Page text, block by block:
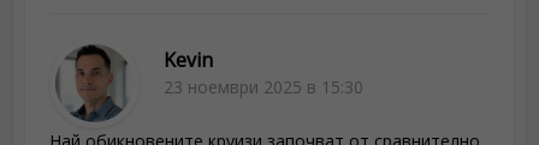
Kevin
23 ноември 2025 в 15:30